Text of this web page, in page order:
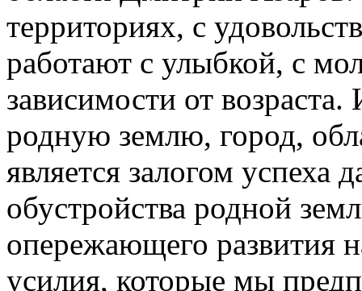
территориях, с
работают с улыбкой, с
зависимости от
родную землю, город,
является залогом успеха
обустройства родной
опережающего развития
усилия, которые мы